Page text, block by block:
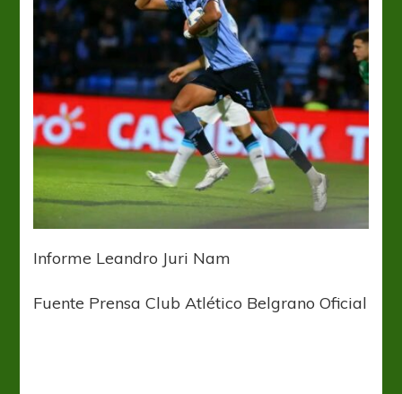
Informe Leandro Juri Nam
Fuente Prensa Club Atlético Belgrano Oficial